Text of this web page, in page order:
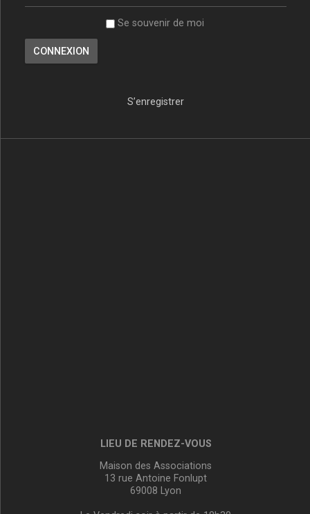
Se souvenir de moi
S’enregistrer
LIEU DE RENDEZ-VOUS
Maison des Associations
13 rue Antoine Fonlupt
69008 Lyon